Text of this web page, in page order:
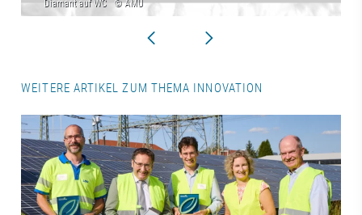
WEITERE ARTIKEL ZUM THEMA INNOVATION